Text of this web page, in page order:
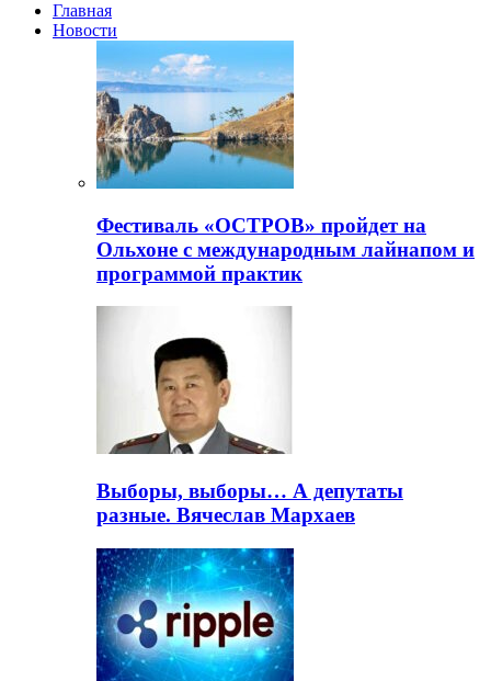
Главная
Новости
Фестиваль «ОСТРОВ» пройдет на
Ольхоне с международным лайнапом и
программой практик
Выборы, выборы… А депутаты
разные. Вячеслав Мархаев